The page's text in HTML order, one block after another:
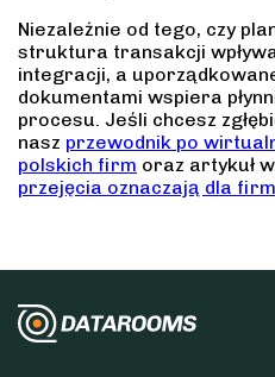
Niezależnie od tego, czy
struktura transakcji
integracji, a
dokumentami wspiera
procesu. Jeśli chcesz
nasz przewodnik po
polskich firm oraz artykuł
przejęcia oznaczają dla firm